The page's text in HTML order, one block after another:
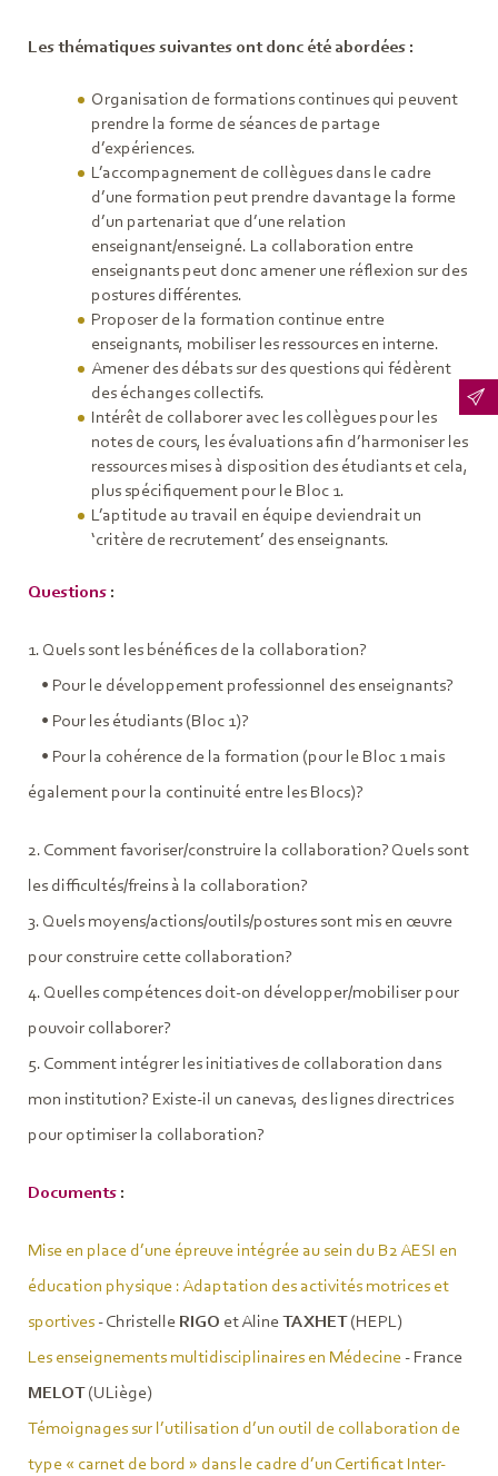
Les thématiques suivantes ont donc été abordées :
Organisation de formations continues qui peuvent
prendre la forme de séances de partage
d’expériences.
L’accompagnement de collègues dans le cadre
d’une formation peut prendre davantage la forme
d’un partenariat que d’une relation
enseignant/enseigné. La collaboration entre
enseignants peut donc amener une réflexion sur des
postures différentes.
Proposer de la formation continue entre
enseignants, mobiliser les ressources en interne.
Amener des débats sur des questions qui fédèrent
des échanges collectifs.
Intérêt de collaborer avec les collègues pour les
notes de cours, les évaluations afin d’harmoniser les
ressources mises à disposition des étudiants et cela,
plus spécifiquement pour le Bloc 1.
L’aptitude au travail en équipe deviendrait un
‘critère de recrutement’ des enseignants.
Questions :
1. Quels sont les bénéfices de la collaboration?
• Pour le développement professionnel des enseignants?
• Pour les étudiants (Bloc 1)?
• Pour la cohérence de la formation (pour le Bloc 1 mais
également pour la continuité entre les Blocs)?
2. Comment favoriser/construire la collaboration? Quels sont
les difficultés/freins à la collaboration?
3. Quels moyens/actions/outils/postures sont mis en œuvre
pour construire cette collaboration?
4. Quelles compétences doit-on développer/mobiliser pour
pouvoir collaborer?
5. Comment intégrer les initiatives de collaboration dans
mon institution? Existe-il un canevas, des lignes directrices
pour optimiser la collaboration?
Documents :
Mise en place d’une épreuve intégrée au sein du B2 AESI en
éducation physique : Adaptation des activités motrices et
sportives - Christelle RIGO et AlineTAXHET(HEPL)
Les enseignements multidisciplinaires en Médecine - France
MELOT(ULiège)
Témoignages sur l’utilisation d’un outil de collaboration de
type « carnet de bord » dans le cadre d’un Certificat Inter-